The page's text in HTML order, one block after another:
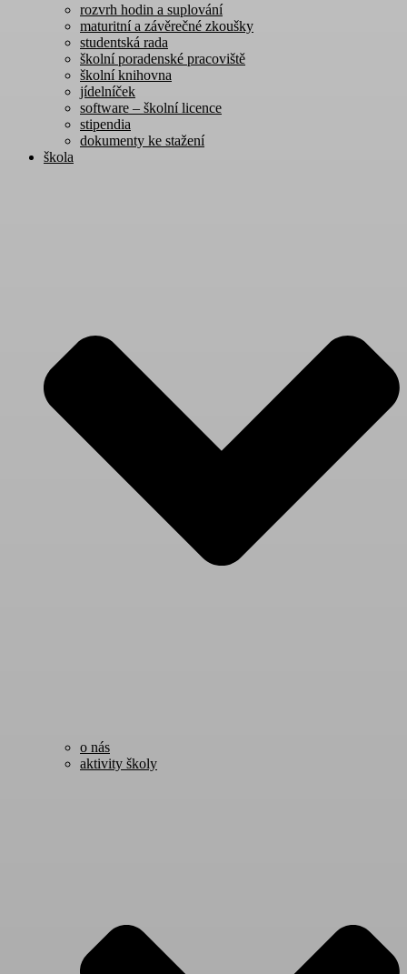
rozvrh hodin a suplování
maturitní a závěrečné zkoušky
studentská rada
školní poradenské pracoviště
školní knihovna
jídelníček
software – školní licence
stipendia
dokumenty ke stažení
škola
o nás
aktivity školy